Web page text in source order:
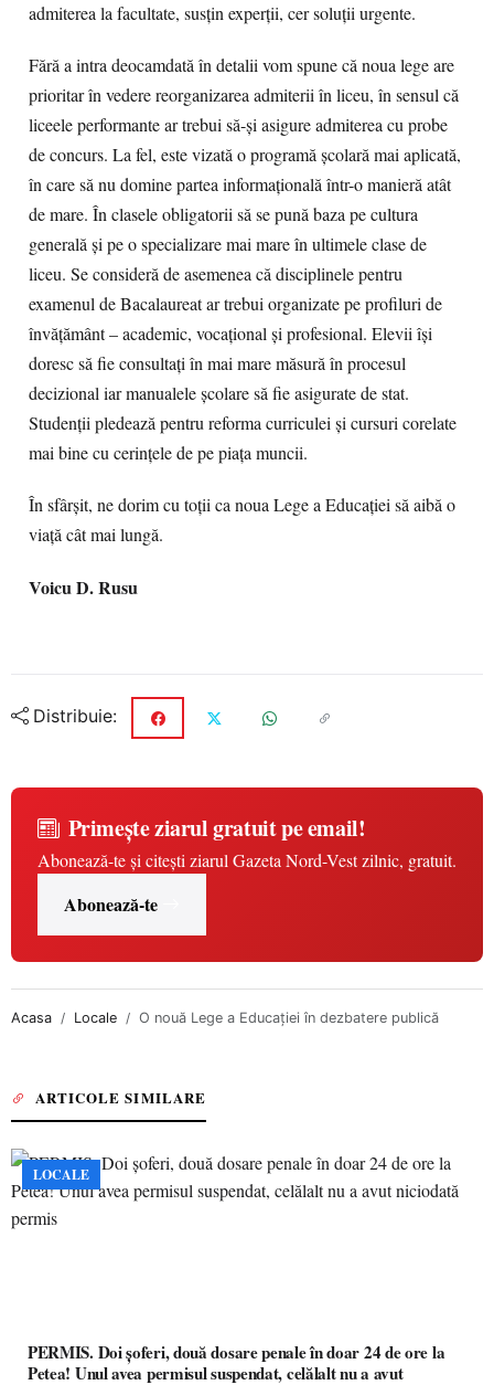
admiterea la facultate, susţin experţii, cer soluţii urgente.
Fără a intra deocamdată în detalii vom spune că noua lege are
prioritar în vedere reorganizarea admiterii în liceu, în sensul că
liceele performante ar trebui să-şi asigure admiterea cu probe
de concurs. La fel, este vizată o programă şcolară mai aplicată,
în care să nu domine partea informaţională într-o manieră atât
de mare. În clasele obligatorii să se pună baza pe cultura
generală şi pe o specializare mai mare în ultimele clase de
liceu. Se consideră de asemenea că disciplinele pentru
examenul de Bacalaureat ar trebui organizate pe profiluri de
învăţământ – academic, vocaţional şi profesional. Elevii îşi
doresc să fie consultaţi în mai mare măsură în procesul
decizional iar manualele şcolare să fie asigurate de stat.
Studenţii pledează pentru reforma curriculei şi cursuri corelate
mai bine cu cerinţele de pe piaţa muncii.
În sfârşit, ne dorim cu toţii ca noua Lege a Educaţiei să aibă o
viaţă cât mai lungă.
Voicu D. Rusu
Distribuie:
Primește ziarul gratuit pe email!
Abonează-te și citești ziarul Gazeta Nord-Vest zilnic, gratuit.
Abonează-te
Acasa Locale O nouă Lege a Educaţiei în dezbatere publică
ARTICOLE SIMILARE
LOCALE
PERMIS. Doi șoferi, două dosare penale în doar 24 de ore la
Petea! Unul avea permisul suspendat, celălalt nu a avut